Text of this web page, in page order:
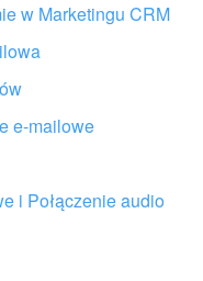
w Marketingu CRM
e-mailowe
i Połączenie audio